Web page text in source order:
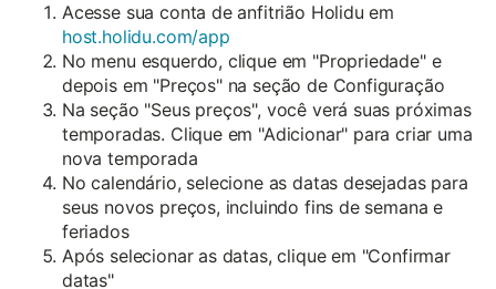
Acesse sua conta de anfitrião Holidu em
host.holidu.com/app
No menu esquerdo, clique em "Propriedade" e
depois em "Preços" na seção de Configuração
Na seção "Seus preços", você verá suas próximas
temporadas. Clique em "Adicionar" para criar uma
nova temporada
No calendário, selecione as datas desejadas para
seus novos preços, incluindo fins de semana e
feriados
Após selecionar as datas, clique em "Confirmar
datas"